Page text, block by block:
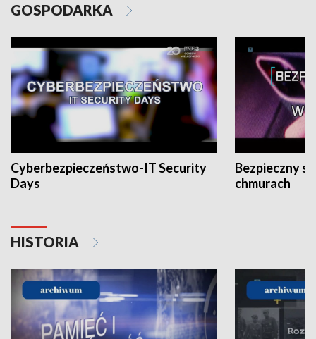
GOSPODARKA
Cyberbezpieczeństwo-IT Security
Days
Bezpieczny
chmurach
HISTORIA